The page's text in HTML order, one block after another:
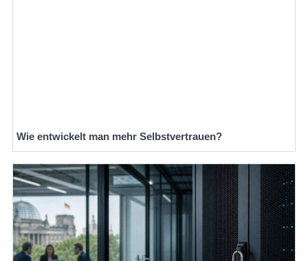
Wie entwickelt man mehr Selbstvertrauen?